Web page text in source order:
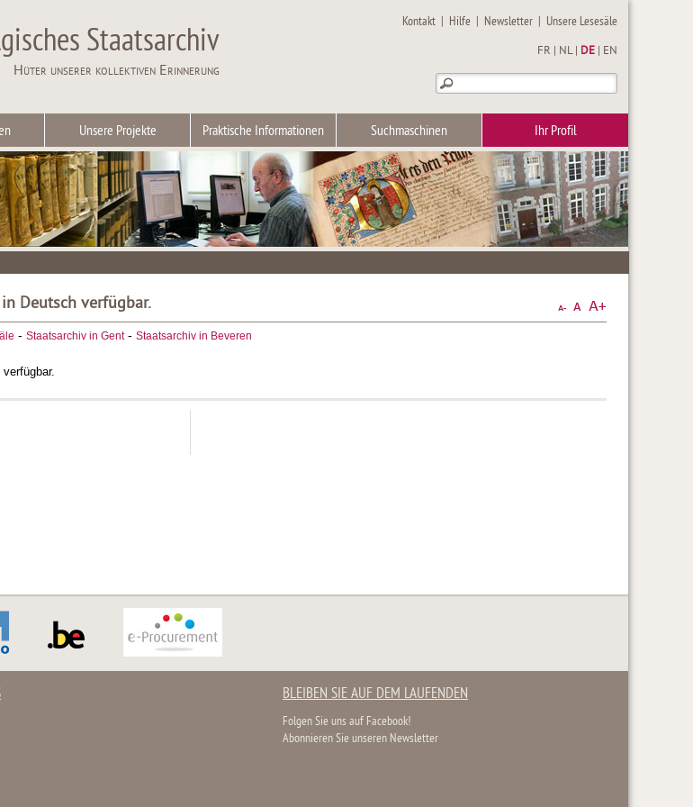
Staatsarchiv
Hüter unserer kollektiven Erinnerung
Kontakt | Hilfe | Newsletter | Unsere Lesesäle
FR NL| DE EN
Unsere Projekte Praktische Informationen Suchmaschinen Ihr Profil
Deutsch verfügbar.
- Staatsarchiv in Gent- Staatsarchiv in Beveren
BLEIBEN SIE AUF DEM LAUFENDEN
Folgen Sie uns auf Facebook!
Abonnieren Sie unseren Newsletter